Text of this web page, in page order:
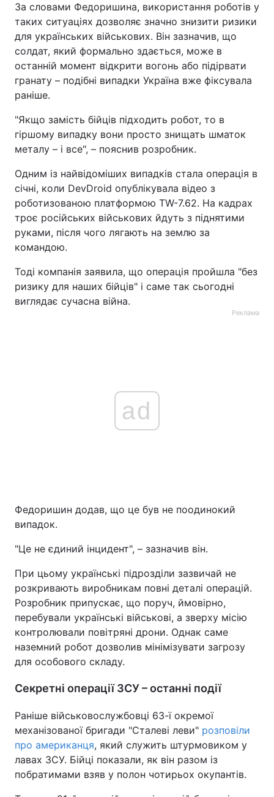
За словами Федоришина, використання роботів у
таких ситуаціях дозволяє значно знизити ризики
для українських військових. Він зазначив, що
солдат, який формально здається, може в
останній момент відкрити вогонь або підірвати
гранату – подібні випадки Україна вже фіксувала
раніше.
"Якщо замість бійців підходить робот, то в
гіршому випадку вони просто знищать шматок
металу – і все", – пояснив розробник.
Одним із найвідоміших випадків стала операція в
січні, коли DevDroid опублікувала відео з
роботизованою платформою TW-7.62. На кадрах
троє російських військових йдуть з піднятими
руками, після чого лягають на землю за
командою.
Тоді компанія заявила, що операція пройшла "без
ризику для наших бійців" і саме так сьогодні
виглядає сучасна війна.
Реклама
ad
Федоришин додав, що це був не поодинокий
випадок.
"Це не єдиний інцидент", – зазначив він.
При цьому українські підрозділи зазвичай не
розкривають виробникам повні деталі операцій.
Розробник припускає, що поруч, ймовірно,
перебували українські військові, а зверху місію
контролювали повітряні дрони. Однак саме
наземний робот дозволив мінімізувати загрозу
для особового складу.
Секретні операції ЗСУ – останні події
Раніше військовослужбовці 63-ї окремої
механізованої бригади "Сталеві леви" розповіли
про американця, який служить штурмовиком у
лавах ЗСУ. Бійці показали, як він разом із
побратимами взяв у полон чотирьох окупантів.